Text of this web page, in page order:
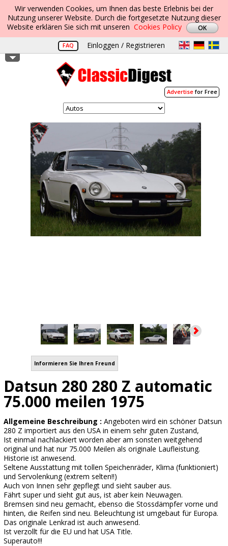
Wir verwenden Cookies, um Ihnen das beste Erlebnis bei der
Nutzung unserer Website. Durch die fortgesetzte Nutzung dieser
Website erklären Sie sich mit unseren Cookies Policy
FAQ Einloggen / Registrieren
Advertisefor Free
Informieren Sie Ihren Freund
Datsun 280 280 Z automatic
75.000 meilen 1975
Allgemeine Beschreibung : Angeboten wird ein schöner Datsun
280 Z importiert aus den USA in einem sehr guten Zustand,
Ist einmal nachlackiert worden aber am sonsten weitgehend
original und hat nur 75.000 Meilen als originale Laufleistung.
Historie ist anwesend.
Seltene Ausstattung mit tollen Speichenräder, Klima (funktioniert)
und Servolenkung (extrem selten!!)
Auch von Innen sehr gepflegt und sieht sauber aus.
Fährt super und sieht gut aus, ist aber kein Neuwagen.
Bremsen sind neu gemacht, ebenso die Stossdämpfer vorne und
hinten, die Reifen sind neu. Beleuchtung ist umgebaut für Europa.
Das originale Lenkrad ist auch anwesend.
Ist verzollt für die EU und hat USA Title.
Superauto!!!